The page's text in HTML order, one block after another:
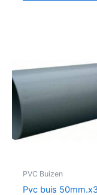
PVC Buizen
Pvc buis